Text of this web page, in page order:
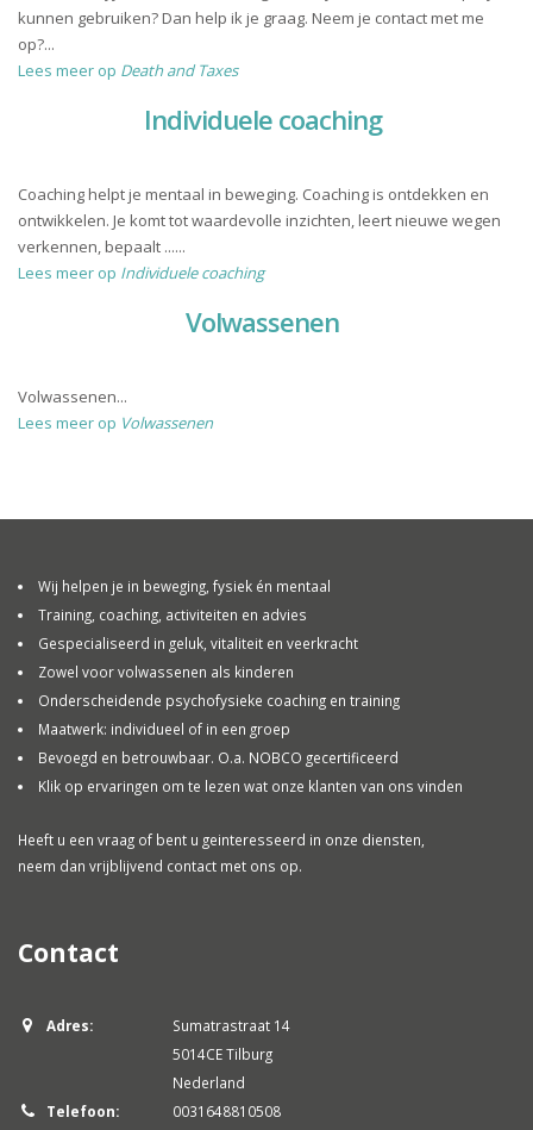
kunnen gebruiken? Dan help ik je graag. Neem je contact met me
op?...
Lees meer op Death and Taxes
Individuele coaching
Coaching helpt je mentaal in beweging. Coaching is ontdekken en
ontwikkelen. Je komt tot waardevolle inzichten, leert nieuwe wegen
verkennen, bepaalt ......
Lees meer op Individuele coaching
Volwassenen
Volwassenen...
Lees meer op Volwassenen
Wij helpen je in beweging, fysiek én mentaal
Training, coaching, activiteiten en advies
Gespecialiseerd in geluk, vitaliteit en veerkracht
Zowel voor volwassenen als kinderen
Onderscheidende psychofysieke coaching en training
Maatwerk: individueel of in een groep
Bevoegd en betrouwbaar. O.a. NOBCO gecertificeerd
Klik op ervaringen om te lezen wat onze klanten van ons vinden
Heeft u een vraag of bent u geinteresseerd in onze diensten,
neem dan vrijblijvend contact met ons op.
Contact
Adres:
Sumatrastraat 14
5014CE Tilburg
Nederland
Telefoon:
0031648810508